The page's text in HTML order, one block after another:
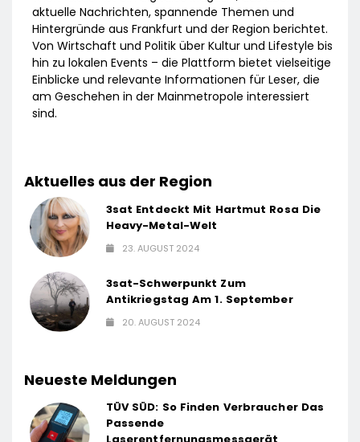
aktuelle Nachrichten, spannende Themen und
Hintergründe aus Frankfurt und der Region berichtet.
Von Wirtschaft und Politik über Kultur und Lifestyle bis
hin zu lokalen Events – die Plattform bietet vielseitige
Einblicke und relevante Informationen für Leser, die
am Geschehen in der Mainmetropole interessiert
sind.
Aktuelles aus der Region
3sat Entdeckt Mit Hartmut Rosa Die
Heavy-Metal-Welt
23. AUGUST 2024
3sat-Schwerpunkt Zum
Antikriegstag Am 1. September
20. AUGUST 2024
Neueste Meldungen
TÜV SÜD: So Finden Verbraucher Das
Passende